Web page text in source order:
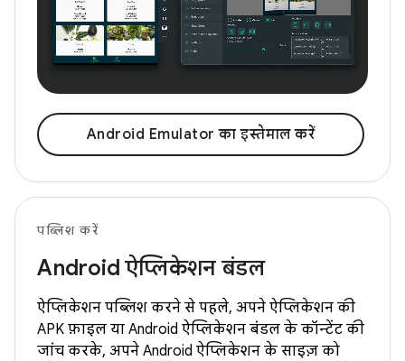
Android Emulator का इस्तेमाल करें
पब्लिश करें
Android ऐप्लिकेशन बंडल
ऐप्लिकेशन पब्लिश करने से पहले, अपने ऐप्लिकेशन की
APK फ़ाइल या Android ऐप्लिकेशन बंडल के कॉन्टेंट की
जांच करके, अपने Android ऐप्लिकेशन के साइज़ को